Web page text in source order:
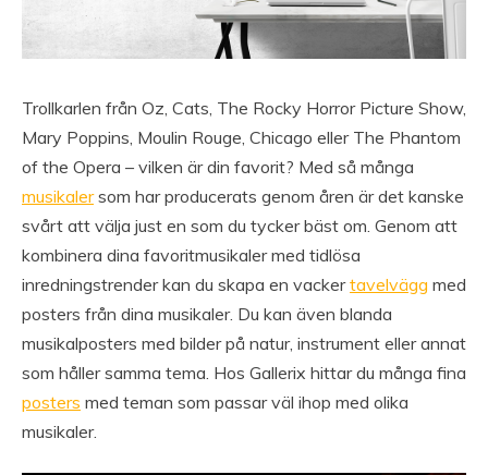
Trollkarlen från Oz, Cats, The Rocky Horror Picture Show,
Mary Poppins, Moulin Rouge, Chicago eller The Phantom
of the Opera – vilken är din favorit? Med så många
musikalersom har producerats genom åren är det kanske
svårt att välja just en som du tycker bäst om. Genom att
kombinera dina favoritmusikaler med tidlösa
inredningstrender kan du skapa en vackertavelvägg med
posters från dina musikaler. Du kan även blanda
musikalposters med bilder på natur, instrument eller annat
som håller samma tema. Hos Gallerix hittar du många fina
posters med teman som passar väl ihop med olika
musikaler.